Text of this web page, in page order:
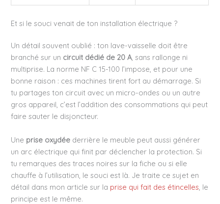
Et si le souci venait de ton installation électrique ?
Un détail souvent oublié : ton lave-vaisselle doit être
branché sur un circuit dédié de 20 A, sans rallonge ni
multiprise. La norme NF C 15-100 l’impose, et pour une
bonne raison : ces machines tirent fort au démarrage. Si
tu partages ton circuit avec un micro-ondes ou un autre
gros appareil, c’est l’addition des consommations qui peut
faire sauter le disjoncteur.
Une prise oxydée derrière le meuble peut aussi générer
un arc électrique qui finit par déclencher la protection. Si
tu remarques des traces noires sur la fiche ou si elle
chauffe à l’utilisation, le souci est là. Je traite ce sujet en
détail dans mon article sur la prise qui fait des étincelles , le
principe est le même.